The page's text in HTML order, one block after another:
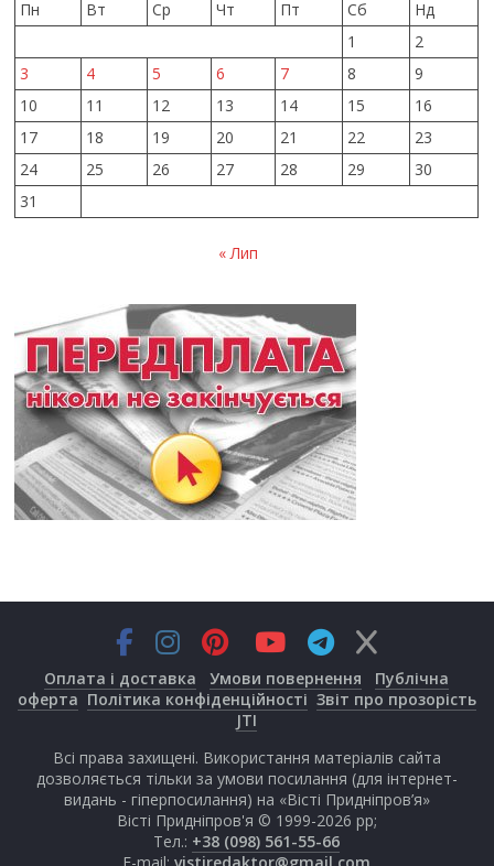
Пн
Вт Ср Чт Пт Сб
Нд
1
2
3
4 5 6 7 8
9
10
11 12 13 14 15
16
17
18 19 20 21 22
23
24
25 26 27 28 29
30
31
« Лип
Оплата і доставка Умови повернення
Публічна
оферта Політика конфіденційності Звіт про прозорість
JTI
Всі права захищені. Використання матеріалів сайта
дозволяється тільки за умови посилання (для інтернет-
видань - гіперпосилання) на «Вісті Придніпров’я»
Вісті Придніпров'я © 1999-2026 рр;
Тел.: +38 (098) 561-55-66